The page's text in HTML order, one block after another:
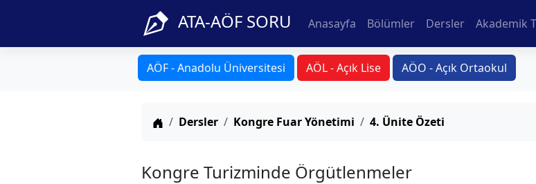
ATA-AÖF SORU Anasayfa Bölümler Dersler Akademik
AÖF - Anadolu Üniversitesi AÖL - Açık Lise AÖO - Açık Ortaokul
Anasayfa
Dersler Kongre Fuar Yönetimi 4. Ünite Özeti
Kongre Turizminde Örgütlenmeler